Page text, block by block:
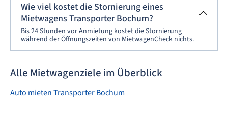
Wie viel kostet die Stornierung eines
Mietwagens Transporter Bochum?
Bis 24 Stunden vor Anmietung kostet die Stornierung
während der Öffnungszeiten von MietwagenCheck nichts.
Alle Mietwagenziele im Überblick
Auto mieten Transporter Bochum